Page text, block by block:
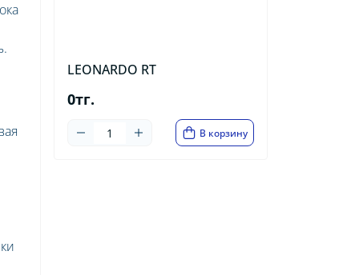
LEONARDO RT
0тг.
В корзину